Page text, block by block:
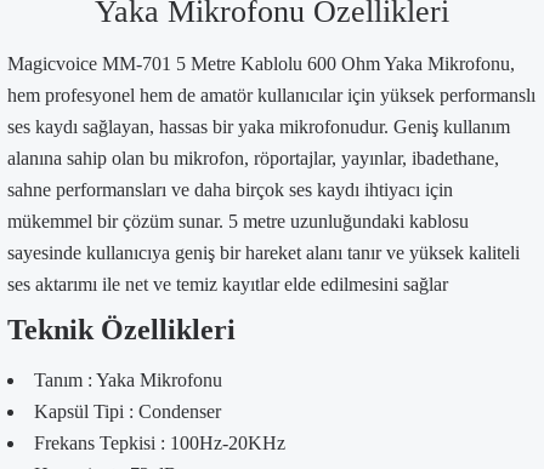
Yaka Mikrofonu Özellikleri
Magicvoice MM-701 5 Metre Kablolu 600 Ohm Yaka Mikrofonu,
hem profesyonel hem de amatör kullanıcılar için yüksek performanslı
ses kaydı sağlayan, hassas bir yaka mikrofonudur. Geniş kullanım
alanına sahip olan bu mikrofon, röportajlar, yayınlar, ibadethane,
sahne performansları ve daha birçok ses kaydı ihtiyacı için
mükemmel bir çözüm sunar. 5 metre uzunluğundaki kablosu
sayesinde kullanıcıya geniş bir hareket alanı tanır ve yüksek kaliteli
ses aktarımı ile net ve temiz kayıtlar elde edilmesini sağlar
Teknik Özellikleri
Tanım : Yaka Mikrofonu
Kapsül Tipi : Condenser
Frekans Tepkisi : 100Hz-20KHz